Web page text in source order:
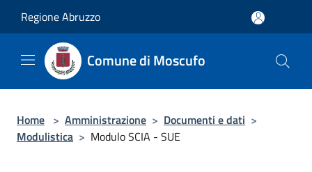
Regione Abruzzo
Comune di Moscufo
Home > Amministrazione > Documenti e dati >
Modulistica > Modulo SCIA - SUE